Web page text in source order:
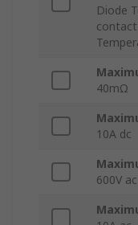
Diode
40mΩ
10A dc
600V ac